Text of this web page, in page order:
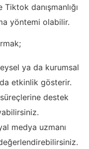
danışmanlığı
yöntemi olabilir.
ya da kurumsal
etkinlik gösterir.
destek
medya uzmanı